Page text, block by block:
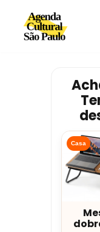
Avançar
Casa